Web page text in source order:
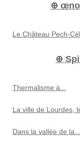
⊕
Le Château Pech-
⊕
Thermalisme à...
La ville de Lourdes,
Dans la vallée de la...